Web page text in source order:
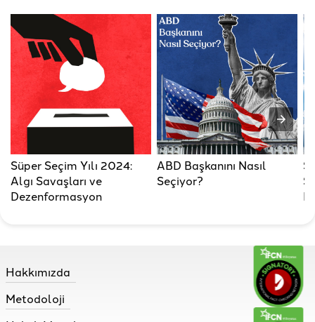
Süper Seçim Yılı 2024:
Algı Savaşları ve
Dezenformasyon
ABD Başkanını Nasıl
Seçiyor?
Hakkımızda
Metodoloji